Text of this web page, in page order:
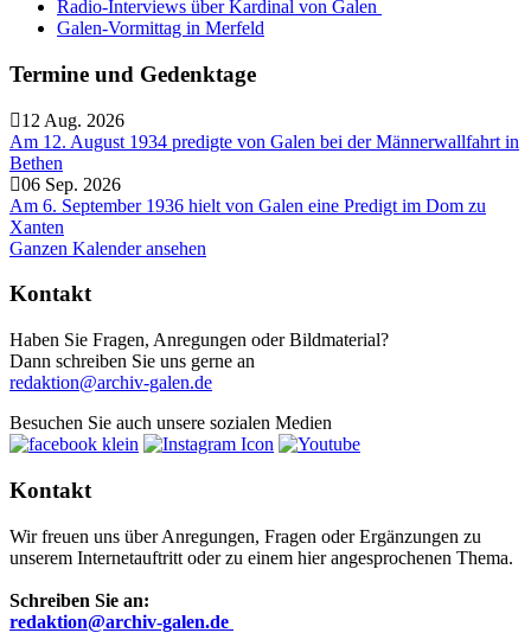
Radio-Interviews über Kardinal von Galen
Galen-Vormittag in Merfeld
Termine und Gedenktage
12 Aug. 2026
Am 12. August 1934 predigte von Galen bei der Männerwallfahrt in
Bethen
06 Sep. 2026
Am 6. September 1936 hielt von Galen eine Predigt im Dom zu
Xanten
Ganzen Kalender ansehen
Kontakt
Haben Sie Fragen, Anregungen oder Bildmaterial?
Dann schreiben Sie uns gerne an
redaktion@archiv-galen.de
Besuchen Sie auch unsere sozialen Medien
Kontakt
Wir freuen uns über Anregungen, Fragen oder Ergänzungen zu
unserem Internetauftritt oder zu einem hier angesprochenen Thema.
Schreiben Sie an:
redaktion@archiv-galen.de